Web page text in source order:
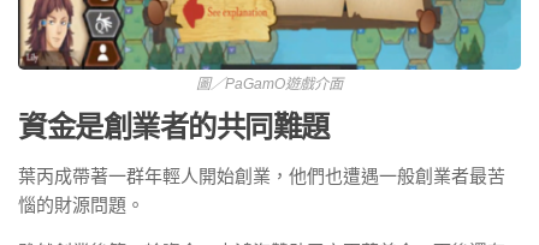
圖／PaGamO遊戲介面
資金是創業者的共同難題
葉丙成帶著一群年輕人開始創業，他們也遭遇一般創業者最苦
惱的財源問題。